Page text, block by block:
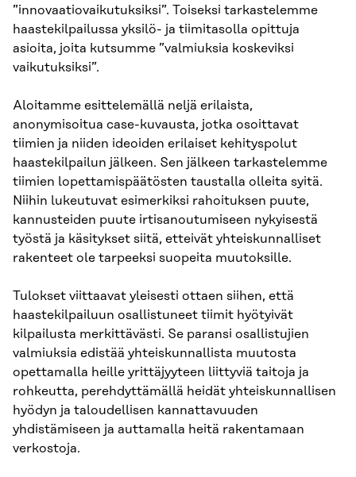
”innovaatiovaikutuksiksi”. Toiseksi tarkastelemme
haastekilpailussa yksilö- ja tiimitasolla opittuja
asioita, joita kutsumme ”val­miuksia koskeviksi
vaikutuksiksi”.
Aloitamme esittelemällä neljä erilaista,
anonymisoitua case-kuvausta, jotka osoittavat
tiimien ja niiden ideoiden erilaiset kehityspolut
haastekilpailun jälkeen. Sen jälkeen tarkaste­lemme
tiimien lopettamispäätösten taustalla olleita syitä.
Niihin lukeutuvat esimerkiksi rahoi­tuksen puute,
kannusteiden puute irtisanoutumiseen nykyisestä
työstä ja käsitykset siitä, etteivät yhteiskunnalliset
rakenteet ole tarpeeksi suopeita muutoksille.
Tulokset viittaavat yleisesti ottaen siihen, että
haastekilpailuun osallistuneet tiimit hyötyivät
kilpailusta merkittävästi. Se paransi osallistujien
valmiuksia edistää yhteiskunnallista muutosta
opettamalla heille yrittäjyyteen liittyviä taitoja ja
rohkeutta, perehdyttämällä heidät yhteiskun­nallisen
hyödyn ja taloudellisen kannattavuuden
yhdistämiseen ja auttamalla heitä rakenta­maan
verkostoja.